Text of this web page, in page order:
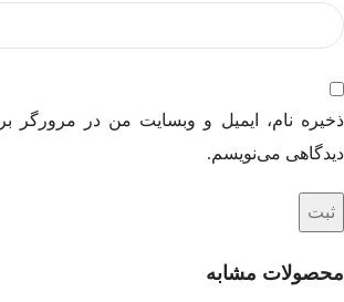
ذخیره نام، ایمیل و وبسایت من در مرورگر
دیدگاهی می‌نویسم.
محصولات مشابه